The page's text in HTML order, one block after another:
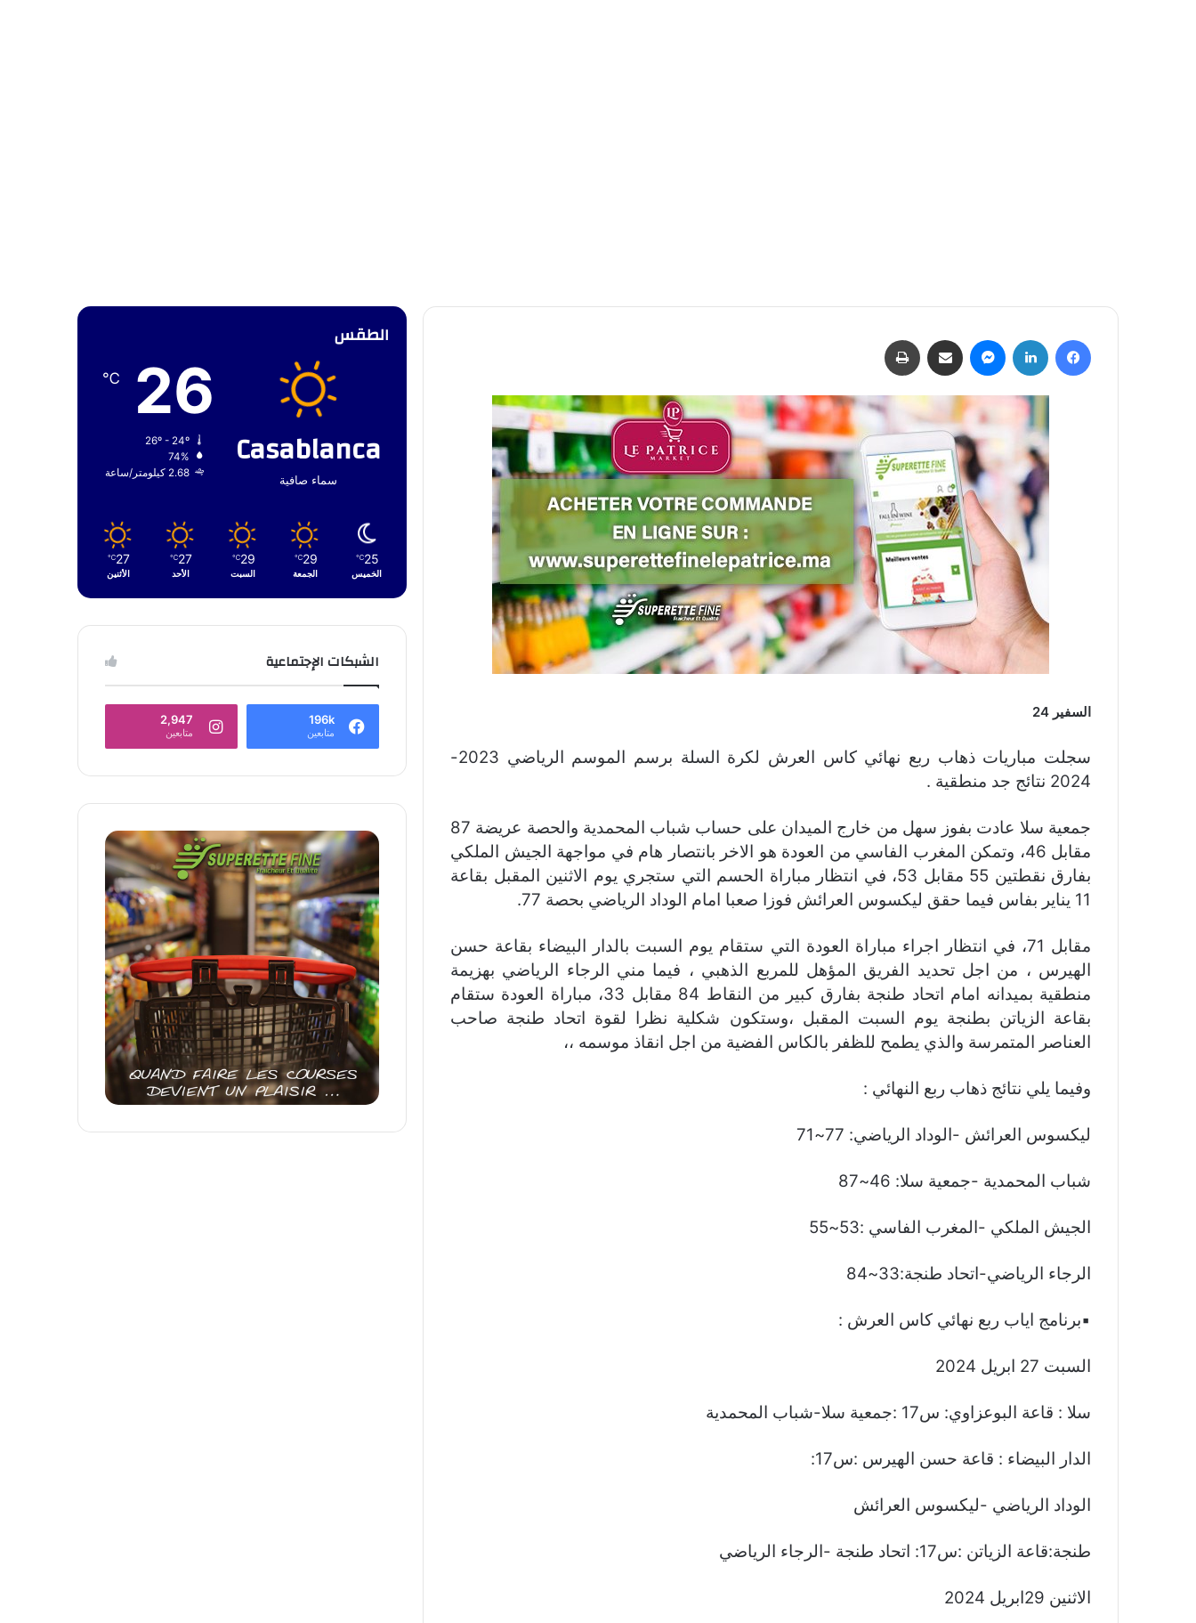
فيسبوك لينكدإن ماسنجر مشاركة عبر البريد
السفير 24
سجلت مباريات ذهاب ربع نهائي كاس العرش لكرة السلة برسم الموسم الرياضي 2023-
2024 نتائج جد منطقية .
جمعية سلا عادت بفوز سهل من خارج الميدان على حساب شباب المحمدية والحصة عريضة 87
مقابل 46، وتمكن المغرب الفاسي من العودة هو الاخر بانتصار هام في مواجهة الجيش الملكي
بفارق نقطتين 55 مقابل 53، في انتظار مباراة الحسم التي ستجري يوم الاثنين المقبل بقاعة
11 يناير بفاس فيما حقق ليكسوس العرائش فوزا صعبا امام الوداد الرياضي بحصة 77.
مقابل 71، في انتظار اجراء مباراة العودة التي ستقام يوم السبت بالدار البيضاء بقاعة حسن
الهيرس ، من اجل تحديد الفريق المؤهل للمربع الذهبي ، فيما مني الرجاء الرياضي بهزيمة
منطقية بميدانه امام اتحاد طنجة بفارق كبير من النقاط 84 مقابل 33، مباراة العودة ستقام
بقاعة الزياتن بطنجة يوم السبت المقبل ،وستكون شكلية نظرا لقوة اتحاد طنجة صاحب
العناصر المتمرسة والذي يطمح للظفر بالكاس الفضية من اجل انقاذ موسمه ،،
وفيما يلي نتائج ذهاب ربع النهائي :
ليكسوس العرائش -الوداد الرياضي: 77~71
شباب المحمدية -جمعية سلا: 46~87
الجيش الملكي -المغرب الفاسي :53~55
الرجاء الرياضي-اتحاد طنجة:33~84
▪︎برنامج اياب ربع نهائي كاس العرش :
السبت 27 ابريل 2024
سلا : قاعة البوعزاوي: س17 :جمعية سلا-شباب المحمدية
الدار البيضاء : قاعة حسن الهيرس :س17:
الوداد الرياضي -ليكسوس العرائش
طنجة:قاعة الزياتن :س17: اتحاد طنجة -الرجاء الرياضي
الاثنين 29ابريل 2024
الطقس
Casablanca
سماء صافية
26
℃
74%
2.68 كيلومتر/ساعة
25
℃
الخميس
29
℃
الجمعة
29
℃
السبت
27
℃
الأحد
27
℃
الأثنين
الشبكات الإجتماعية
196k
متابعين
2,947
متابعين